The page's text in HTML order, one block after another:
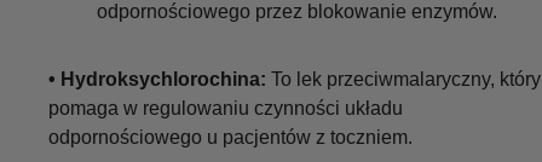
odpornościowego przez blokowanie enzymów.
• Hydroksychlorochina: To lek przeciwmalaryczny, który
pomaga w regulowaniu czynności układu
odpornościowego u pacjentów z toczniem.